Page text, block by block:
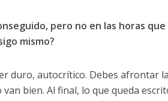
pero no en las horas que
mismo?
duro, autocrítico. Debes afrontar la
bien. Al final, lo que queda